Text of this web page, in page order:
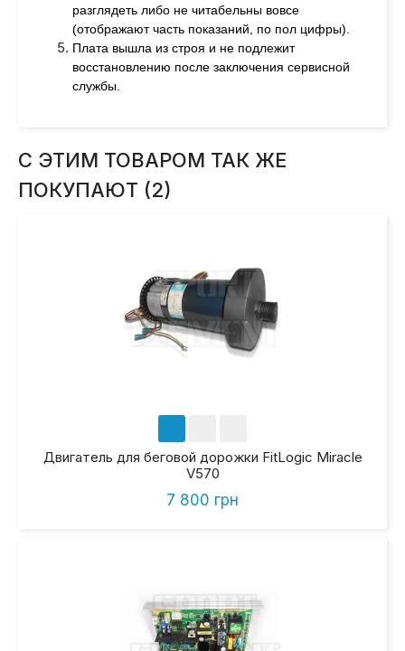
разглядеть либо не читабельны вовсе
(отображают часть показаний, по пол цифры).
Плата вышла из строя и не подлежит
восстановлению после заключения сервисной
службы.
С ЭТИМ ТОВАРОМ ТАК ЖЕ
ПОКУПАЮТ (2)
Двигатель для беговой дорожки FitLogic Miracle
V570
7 800 грн